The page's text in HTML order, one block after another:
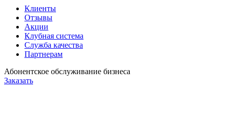
Клиенты
Отзывы
Акции
Клубная система
Служба качества
Партнерам
Абонентское обслуживание бизнеса
Заказать